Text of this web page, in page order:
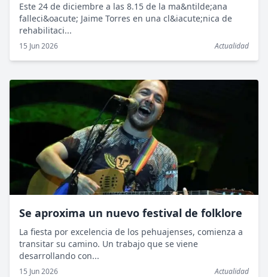
Este 24 de diciembre a las 8.15 de la ma&ntilde;ana
falleci&oacute; Jaime Torres en una cl&iacute;nica de
rehabilitaci...
15 Jun 2026 Actualidad
Se aproxima un nuevo festival de folklore
La fiesta por excelencia de los pehuajenses, comienza a
transitar su camino. Un trabajo que se viene
desarrollando con...
15 Jun 2026 Actualidad